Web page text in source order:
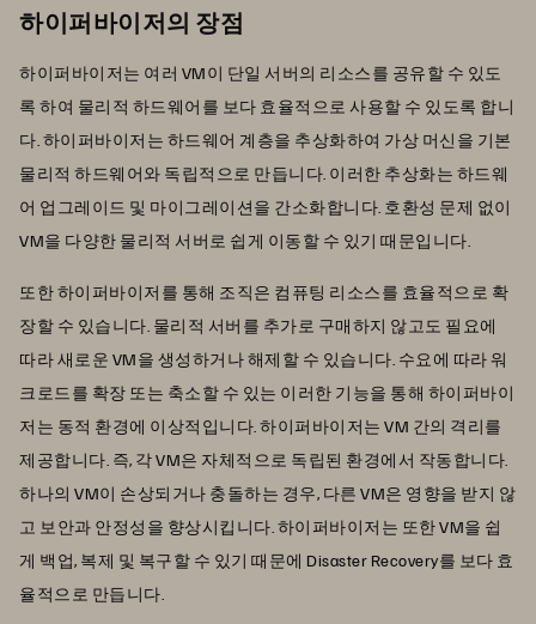
하이퍼바이저의 장점
하이퍼바이저는 여러 VM이 단일 서버의 리소스를 공유할 수 있도
록 하여 물리적 하드웨어를 보다 효율적으로 사용할 수 있도록 합니
다. 하이퍼바이저는 하드웨어 계층을 추상화하여 가상 머신을 기본
물리적 하드웨어와 독립적으로 만듭니다. 이러한 추상화는 하드웨
어 업그레이드 및 마이그레이션을 간소화합니다. 호환성 문제 없이
VM을 다양한 물리적 서버로 쉽게 이동할 수 있기 때문입니다.
또한 하이퍼바이저를 통해 조직은 컴퓨팅 리소스를 효율적으로 확
장할 수 있습니다. 물리적 서버를 추가로 구매하지 않고도 필요에
따라 새로운 VM을 생성하거나 해제할 수 있습니다. 수요에 따라 워
크로드를 확장 또는 축소할 수 있는 이러한 기능을 통해 하이퍼바이
저는 동적 환경에 이상적입니다. 하이퍼바이저는 VM 간의 격리를
제공합니다. 즉, 각 VM은 자체적으로 독립된 환경에서 작동합니다.
하나의 VM이 손상되거나 충돌하는 경우, 다른 VM은 영향을 받지 않
고 보안과 안정성을 향상시킵니다. 하이퍼바이저는 또한 VM을 쉽
게 백업, 복제 및 복구할 수 있기 때문에 Disaster Recovery를 보다 효
율적으로 만듭니다.